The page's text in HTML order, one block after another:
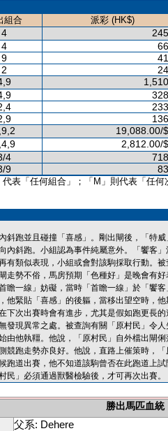
組合
派彩 (HK$)
4
4
9
2
19,088.00/
2,812.00/
4
9
表「任何組合」；「M」則代表「任何
斜跑並且碰撞「喜感」。剛出閘後，「特
內斜跑。小組認為事件純屬意外。「饗客
有類似表現，小組或會對該駒採取行動。
走勢不俗，馬房預期「色種好」是晚會有
瞻一線」妨礙，當時「首瞻一線」於「饗
他緊貼「喜感」的後軀，當移出望空時，
下次出賽時會有進步，尤其是假如跑更長
發現異常之處。被查詢有關「原村民」令
由他執韁。他說，「原村民」自外檔出閘
競跑走勢亦良好。他說，直路上催策時，
跑道出賽，他不知道該駒曾否在此跑道上
民」必須通過獸醫檢驗後，才可再次出賽
勝出馬匹血統
父系: Dehere